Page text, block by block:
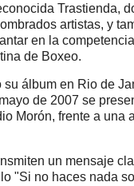
Trastienda,
artistas, y
en la
de Boxeo.
su álbum en Rio de
de 2007 se
Morón, frente a una
un mensaje
"Si no haces nada